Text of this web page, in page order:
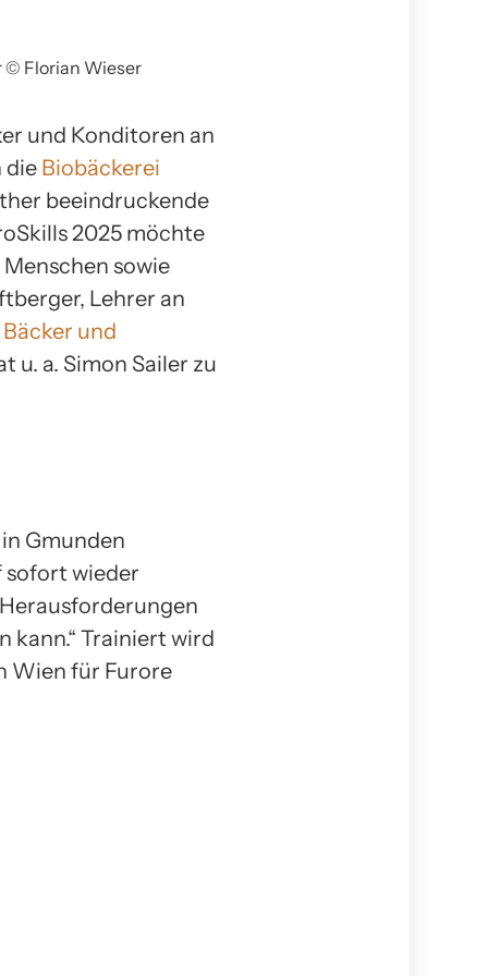
© Florian Wieser
und Konditoren an
die Biobäckerei
beeindruckende
2025 möchte
sowie
Lehrer an
und
u. a. Simon Sailer zu
Gmunden
sofort wieder
kann.“ Trainiert wird
Wien für Furore